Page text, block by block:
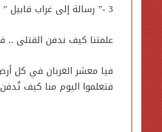
3 -” رسالة إلى غراب قابيل ”
علمتنا كيف ندفن القتلى ..
فيا معشر الغربان في كل
فتعلموا اليوم منا كيف